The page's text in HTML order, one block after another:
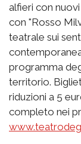
alfieri con
con "Rosso
teatrale sui
programma
territorio.
riduzioni a 5
completo nei